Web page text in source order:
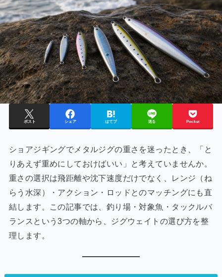
ポスト シェア はてブ 送る Pocket
ショアジギングでメタルジグの重さを迷ったとき、「と
りあえず重めにしておけばいい」と考えていませんか。
重さの選択は飛距離や沈下速度だけでなく、レンジ（ね
らう水深）・アクション・ロッドとのマッチングにも直
結します。この記事では、釣り場・対象魚・タックルバ
ランスという3つの軸から、ジグウェイトの選び方を整
理します。